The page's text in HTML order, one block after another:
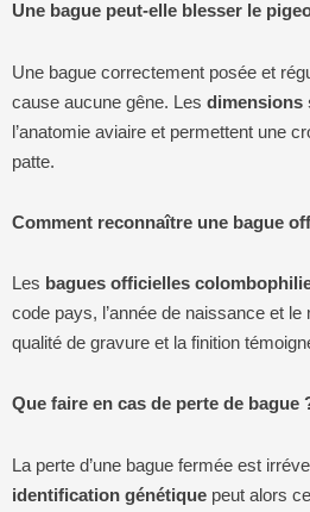
Une bague peut-elle blesser le
Une bague correctement posée et
cause aucune gêne. Les dimensions
l’anatomie aviaire et permettent une
patte.
Comment reconnaître une bague
Les bagues officielles
code pays, l’année de naissance et le
qualité de gravure et la finition
Que faire en cas de perte de bague
La perte d’une bague fermée est
identification génétique peut alors